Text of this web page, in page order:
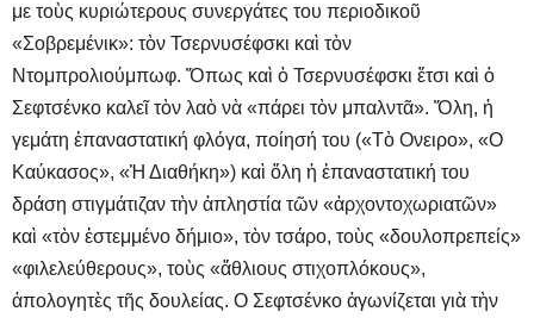
με τοὺς κυριώτερους συνεργάτες του περιοδικοῦ
«Σοβρεμένικ»: τὸν Τσερνυσέφσκι καὶ τὸν
Ντομπρολιούμπωφ. Ὅπως καὶ ὁ Τσερνυσέφσκι ἔτσι καὶ ὁ
Σεφτσένκο καλεῖ τὸν λαὸ νὰ «πάρει τὸν μπαλντᾶ». Ὅλη, ἡ
γεμάτη ἐπαναστατική φλόγα, ποίησή του («Τὸ Ονειρο», «Ο
Καύκασος», «Ἡ Διαθήκη») καὶ ὅλη ἡ ἐπαναστατική του
δράση στιγμάτιζαν τὴν ἀπληστία τῶν «ἀρχοντοχωριατῶν»
καὶ «τὸν ἐστεμμένο δήμιο», τὸν τσάρο, τοὺς «δουλοπρεπείς»
«φιλελεύθερους», τοὺς «ἄθλιους στιχοπλόκους»,
ἀπολογητὲς τῆς δουλείας. Ο Σεφτσένκο ἀγωνίζεται γιὰ τὴν